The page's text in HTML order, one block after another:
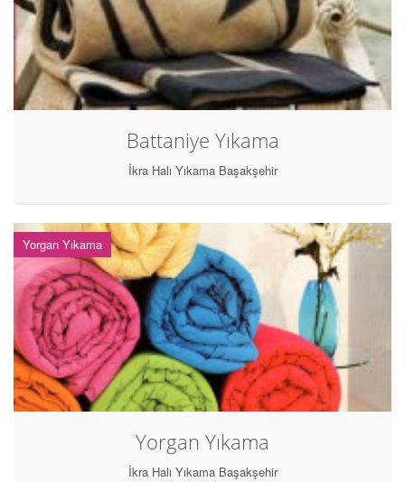
Battaniye Yıkama
İkra Halı Yıkama Başakşehir
Yorgan Yıkama
Yorgan Yıkama
İkra Halı Yıkama Başakşehir